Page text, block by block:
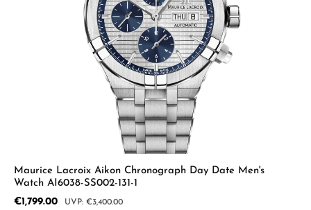
Maurice Lacroix Aikon Chronograph Day Date Men's
Watch AI6038-SS002-131-1
Sale price:
€1,799.00 Regular price:
€3,400.00